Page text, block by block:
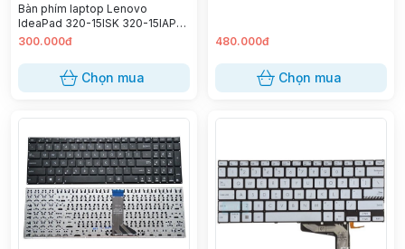
Bàn phím laptop Lenovo
IdeaPad 320-15ISK 320-15IAP
320-15ABR 320-15AST 330-
330-15ICH 330-15ARR 510-
15IKB 510-15ISK S145-15API
S145-15IKB S145-15IWL Yoga
IdeaPad L340-15 L340-15API
L340-15IWL L340-17
300.000đ
Chọn mua
480.000đ
Chọn mua